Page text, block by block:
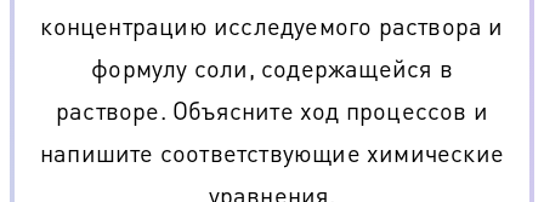
концентрацию исследуемого раствора и
формулу соли, содержащейся в
растворе. Объясните ход процессов и
напишите соответствующие химические
уравнения.